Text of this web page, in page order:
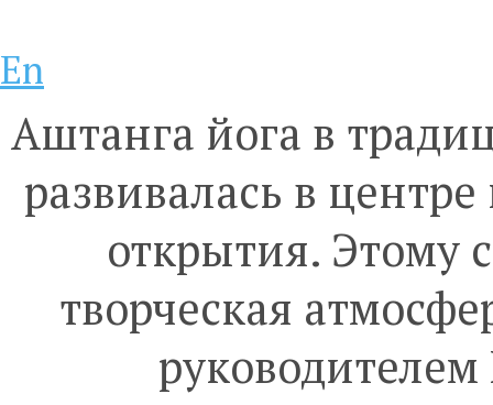
En
Аштанга йога в
развивалась в
открытия. Этому
творческая